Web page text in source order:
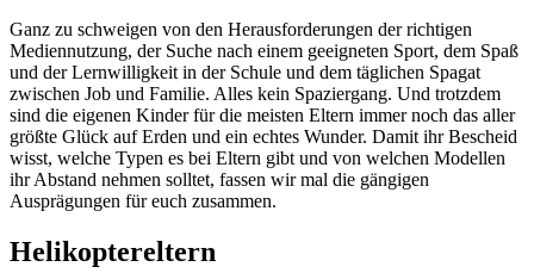
Ganz zu schweigen von den Herausforderungen der richtigen
Mediennutzung, der Suche nach einem geeigneten Sport, dem Spaß
und der Lernwilligkeit in der Schule und dem täglichen Spagat
zwischen Job und Familie. Alles kein Spaziergang. Und trotzdem
sind die eigenen Kinder für die meisten Eltern immer noch das aller
größte Glück auf Erden und ein echtes Wunder. Damit ihr Bescheid
wisst, welche Typen es bei Eltern gibt und von welchen Modellen
ihr Abstand nehmen solltet, fassen wir mal die gängigen
Ausprägungen für euch zusammen.
Helikoptereltern